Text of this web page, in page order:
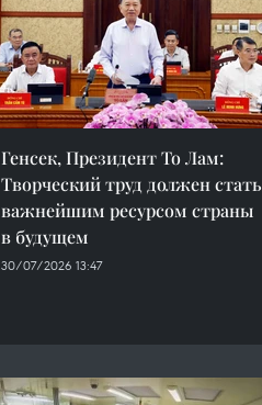
Генсек, Президент То Лам:
Творческий труд должен стать
важнейшим ресурсом страны
в будущем
30/07/2026 13:47